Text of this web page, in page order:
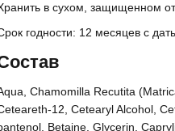
в сухом, защищенном от
годности: 12 месяцев с
Chamomilla Recutita
12, Cetearyl Alcohol,
Betaine, Glycerin,